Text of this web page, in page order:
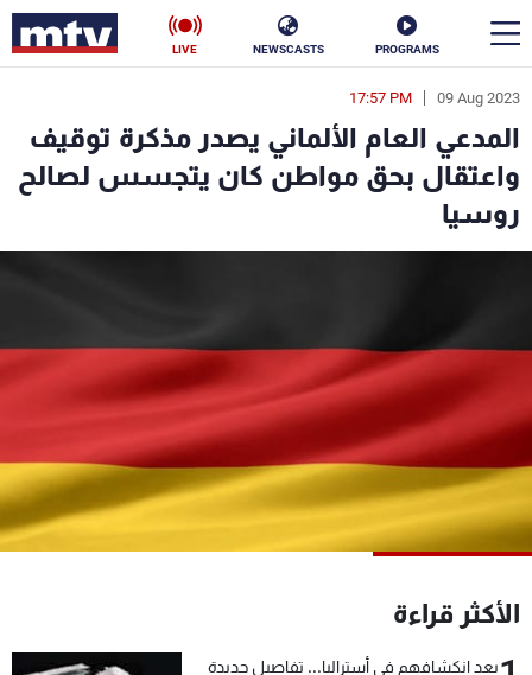
PROGRAMS
NEWSCASTS
LIVE
09 Aug 2023
17:57 PM
المدعي العام الألماني يصدر مذكرة توقيف
واعتقال بحق مواطن كان يتجسس لصالح
روسيا
الأكثر قراءة
بعد انكشافهم في أستراليا... تفاصيل جديدة
en
الأخبار
سياسة
كأس العالم
البرامج
جدول البرامج
شاهد البرامج
عن MTV
وظائف